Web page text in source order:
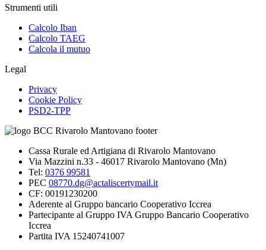
Strumenti utili
Calcolo Iban
Calcolo TAEG
Calcola il mutuo
Legal
Privacy
Cookie Policy
PSD2-TPP
Cassa Rurale ed Artigiana di Rivarolo Mantovano
Via Mazzini n.33 - 46017 Rivarolo Mantovano (Mn)
Tel: 0376 99581
PEC 08770.dg@actaliscertymail.it
CF: 00191230200
Aderente al Gruppo bancario Cooperativo Iccrea
Partecipante al Gruppo IVA Gruppo Bancario Cooperativo
Iccrea
Partita IVA 15240741007